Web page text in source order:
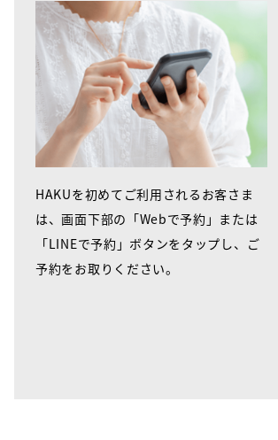
HAKUを初めてご利用されるお客さま
は、画面下部の「Webで予約」または
「LINEで予約」ボタンをタップし、ご
予約をお取りください。